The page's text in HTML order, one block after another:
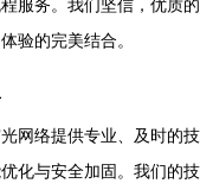
服务。我们坚信，优质的
验的完美结合。
网络提供专业、及时的技
化与安全加固。我们的技